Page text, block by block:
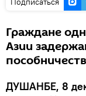
Граждане
Азии
ДУШАНБЕ, 8